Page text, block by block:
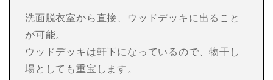
洗面脱衣室から直接、ウッドデッキに出ること
が可能。
ウッドデッキは軒下になっているので、物干し
場としても重宝します。